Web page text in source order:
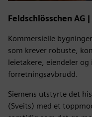
Feldschlösschen AG
Kommersielle
som krever robuste,
leietakere, eiendeler
forretningsavbrudd.
Siemens utstyrte det
(Sveits) med et